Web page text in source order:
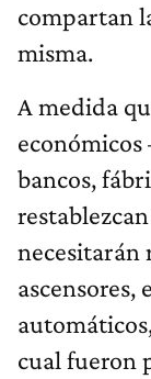
compartan
misma.
A medida
bancos,
necesitarán
ascensores,
cual fueron